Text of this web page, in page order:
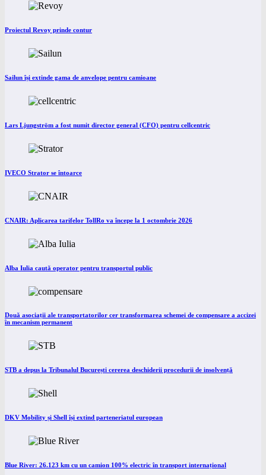
Proiectul Revoy prinde contur
Sailun își extinde gama de anvelope pentru camioane
Lars Ljungström a fost numit director general (CFO) pentru cellcentric
IVECO Strator se întoarce
CNAIR: Aplicarea tarifelor TollRo va începe la 1 octombrie 2026
Alba Iulia caută operator pentru transportul public
Două asociații ale transportatorilor cer transformarea schemei de compensare a accizei
în mecanism permanent
STB a depus la Tribunalul București cererea deschiderii procedurii de insolvență
DKV Mobility și Shell își extind parteneriatul european
Blue River: 26.123 km cu un camion 100% electric în transport internațional